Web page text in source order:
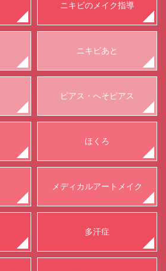
ニキビのメイク指導
ニキビあと
ピアス・へそピアス
ほくろ
メディカルアートメイク
多汗症